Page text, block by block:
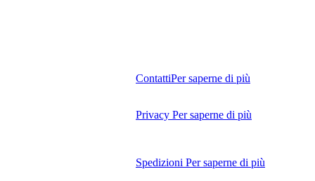
ContattiPer saperne di più
Privacy Per saperne di più
Spedizioni Per saperne di più